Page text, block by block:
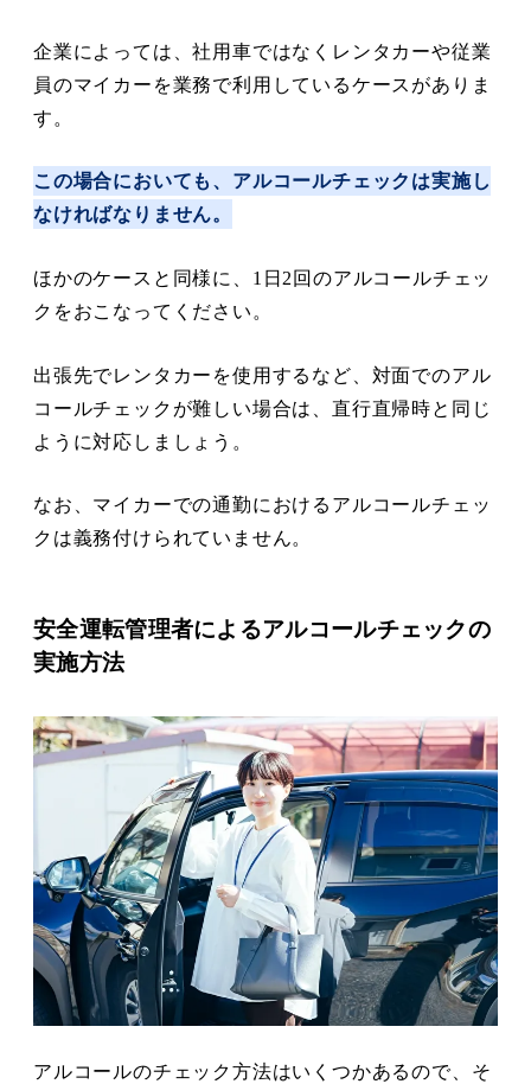
企業によっては、社用車ではなくレンタカーや従業
員のマイカーを業務で利用しているケースがありま
す。
この場合においても、アルコールチェックは実施し
なければなりません。
ほかのケースと同様に、1日2回のアルコールチェッ
クをおこなってください。
出張先でレンタカーを使用するなど、対面でのアル
コールチェックが難しい場合は、直行直帰時と同じ
ように対応しましょう。
なお、マイカーでの通勤におけるアルコールチェッ
クは義務付けられていません。
安全運転管理者によるアルコールチェックの
実施方法
アルコールのチェック方法はいくつかあるので、そ